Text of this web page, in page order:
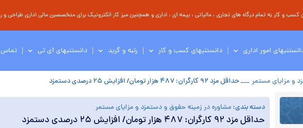
و کار به تمام درگاه های تجاری ، مالیاتی ، بیمه ای ، اداری و همچنین میز کار الکترونیک برای متخصصین مالی اداری طراحی و
امور اداری دانستنیهای کسب و کار رتبه و گرید دانستنیهای آی تی تماس
و مزایای مستمر ___ حداقل مزد ۹۲ کارگران: ۴۸۷ هزار تومان/ افزایش ۲۵ درصدی دستمزد
دسته بندی:مشاوره در زمینه حقوق و دستمزد و مزایای مستمر
حداقل مزد ۹۲ کارگران: ۴۸۷ هزار تومان/ افزایش ۲۵ درصدی دستمزد